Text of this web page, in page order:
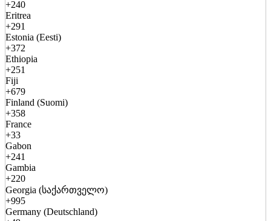
+240
Eritrea
+291
Estonia (Eesti)
+372
Ethiopia
+251
Fiji
+679
Finland (Suomi)
+358
France
+33
Gabon
+241
Gambia
+220
Georgia (საქართველო)
+995
Germany (Deutschland)